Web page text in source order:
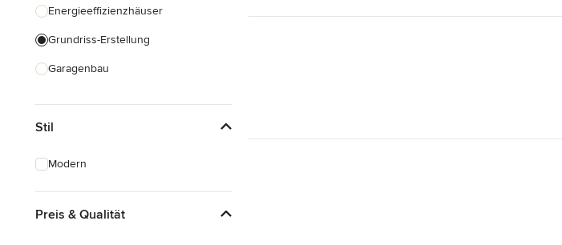
Energieeffizienzhäuser
Grundriss-Erstellung
Garagenbau
Baudenkmalpflege
Hausbau
Stil
Modern
Preis & Qualität